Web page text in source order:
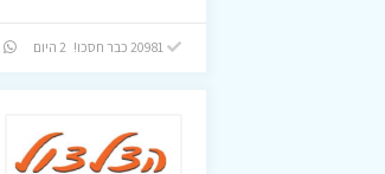
20981 כבר חסכו! 2 היום